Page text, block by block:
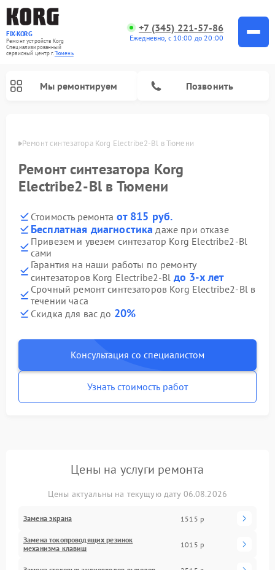
FIX-KORG
Ремонт устройств Korg
Специализированный
cервисный центр г.Тюмень
+7 (345) 221-57-86
Ежедневно, с 10:00 до 20:00
Мы ремонтируем Позвонить
Ремонт синтезатора Korg Electribe2-Bl в Тюмени
Ремонт синтезатора Korg
Electribe2-Bl в Тюмени
Стоимость ремонта от 815 руб.
Бесплатная диагностика даже при отказе
Привезем и увезем синтезатор Korg Electribe2-Bl
сами
Гарантия на наши работы по ремонту
синтезаторов Korg Electribe2-Bl до 3-х лет
Срочный ремонт синтезаторов Korg Electribe2-Bl в
течении часа
Скидка для вас до 20%
Консультация со специалистом
Узнать стоимость работ
Цены на услуги ремонта
Цены актуальны на текущую дату 06.08.2026
Замена экрана 1515 р
Замена токопроводящих резинок
механизма клавиш
1015 р